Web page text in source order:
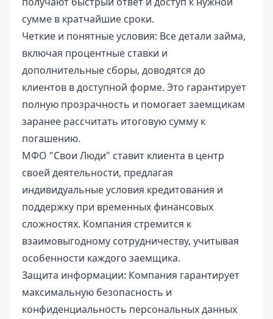
сумме в кратчайшие сроки.
Четкие и понятные условия: Все детали займа,
включая процентные ставки и
дополнительные сборы, доводятся до
клиентов в доступной форме. Это гарантирует
полную прозрачность и помогает заемщикам
заранее рассчитать итоговую сумму к
погашению.
МФО "Свои Люди" ставит клиента в центр
своей деятельности, предлагая
индивидуальные условия кредитования и
поддержку при временных финансовых
сложностях. Компания стремится к
взаимовыгодному сотрудничеству, учитывая
особенности каждого заемщика.
Защита информации: Компания гарантирует
максимальную безопасность и
конфиденциальность персональных данных